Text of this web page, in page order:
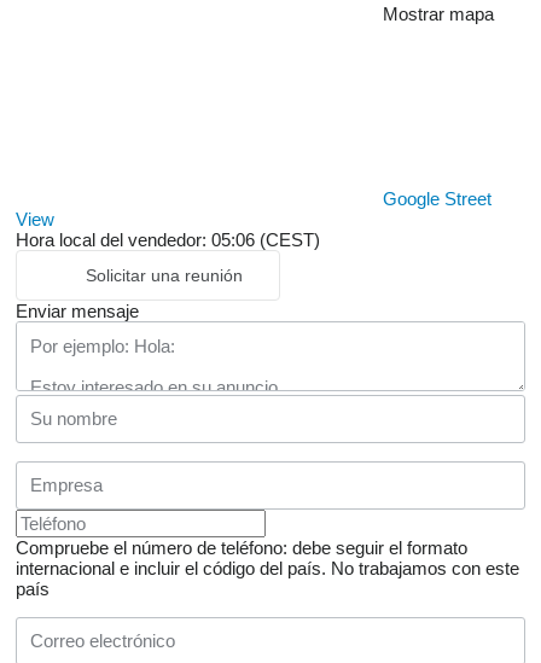
Mostrar mapa
Google Street
View
Hora local del vendedor: 05:06 (CEST)
Solicitar una reunión
Enviar mensaje
Compruebe el número de teléfono: debe seguir el formato
internacional e incluir el código del país. No trabajamos con este
país